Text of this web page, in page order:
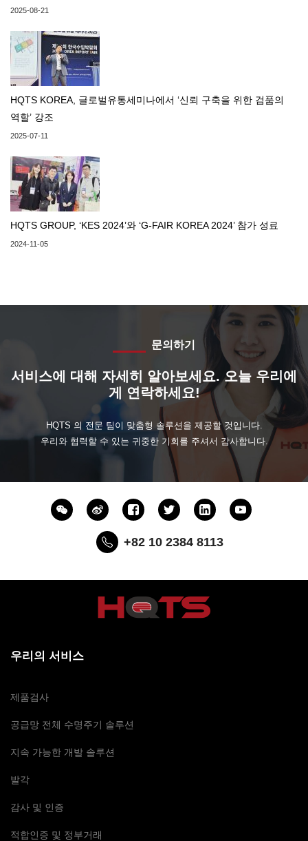
2025-08-21
HQTS KOREA, 글로벌유통세미나에서 ‘신뢰 구축을 위한 검품의
역할’ 강조
2025-07-11
HQTS GROUP, ‘KES 2024’와 ‘G-FAIR KOREA 2024’ 참가 성료
2024-11-05
문의하기
서비스에 대해 자세히 알아보세요. 오늘 우리에
게 연락하세요!
HQTS 의 전문 팀이 맞춤형 솔루션을 제공할 것입니다.
우리와 협력할 수 있는 귀중한 기회를 주셔서 감사합니다.
+82 10 2384 8113
우리의 서비스
제품검사
공급망 전체 수명주기 솔루션
지속 가능한 개발 솔루션
발각
감사 및 인증
적합인증 및 정부거래